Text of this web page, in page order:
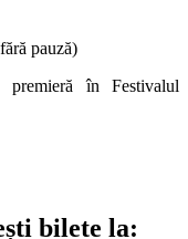
pauză)
premieră în Festivalul
bilete la: